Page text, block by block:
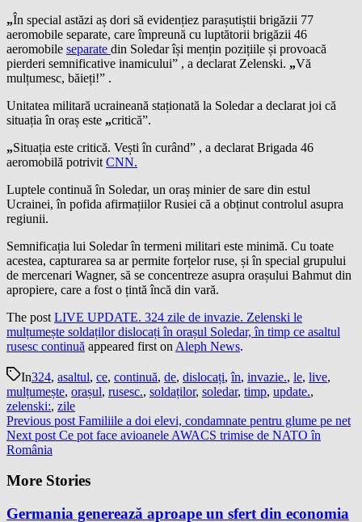
„În special astăzi aș dori să evidențiez parașutiștii brigăzii 77
aeromobile separate, care împreună cu luptătorii brigăzii 46
aeromobile separate din Soledar își mențin pozițiile și provoacă
pierderi semnificative inamicului” , a declarat Zelenski. „Vă
mulțumesc, băieți!” .
Unitatea militară ucraineană staționată la Soledar a declarat joi că
situația în oraș este „critică”.
„Situația este critică. Vești în curând” , a declarat Brigada 46
aeromobilă potrivit CNN.
Luptele continuă în Soledar, un oraș minier de sare din estul
Ucrainei, în pofida afirmațiilor Rusiei că a obținut controlul asupra
regiunii.
Semnificația lui Soledar în termeni militari este minimă. Cu toate
acestea, capturarea sa ar permite forțelor ruse, și în special grupului
de mercenari Wagner, să se concentreze asupra orașului Bahmut din
apropiere, care a fost o țintă încă din vară.
The post LIVE UPDATE. 324 zile de invazie. Zelenski le
mulțumește soldaților dislocați în orașul Soledar, în timp ce asaltul
rusesc continuă appeared first on Aleph News.
In324, asaltul, ce, continuă, de, dislocați,în, invazie., le, live,
mulțumește, orașul, rusesc., soldaților, soledar, timp, update.,
zelenski:, zile
Previous post Familiile a doi elevi, condamnate pentru glume pe net
Next post Ce pot face avioanele AWACS trimise de NATO în
România
More Stories
Germania generează aproape un sfert din economia